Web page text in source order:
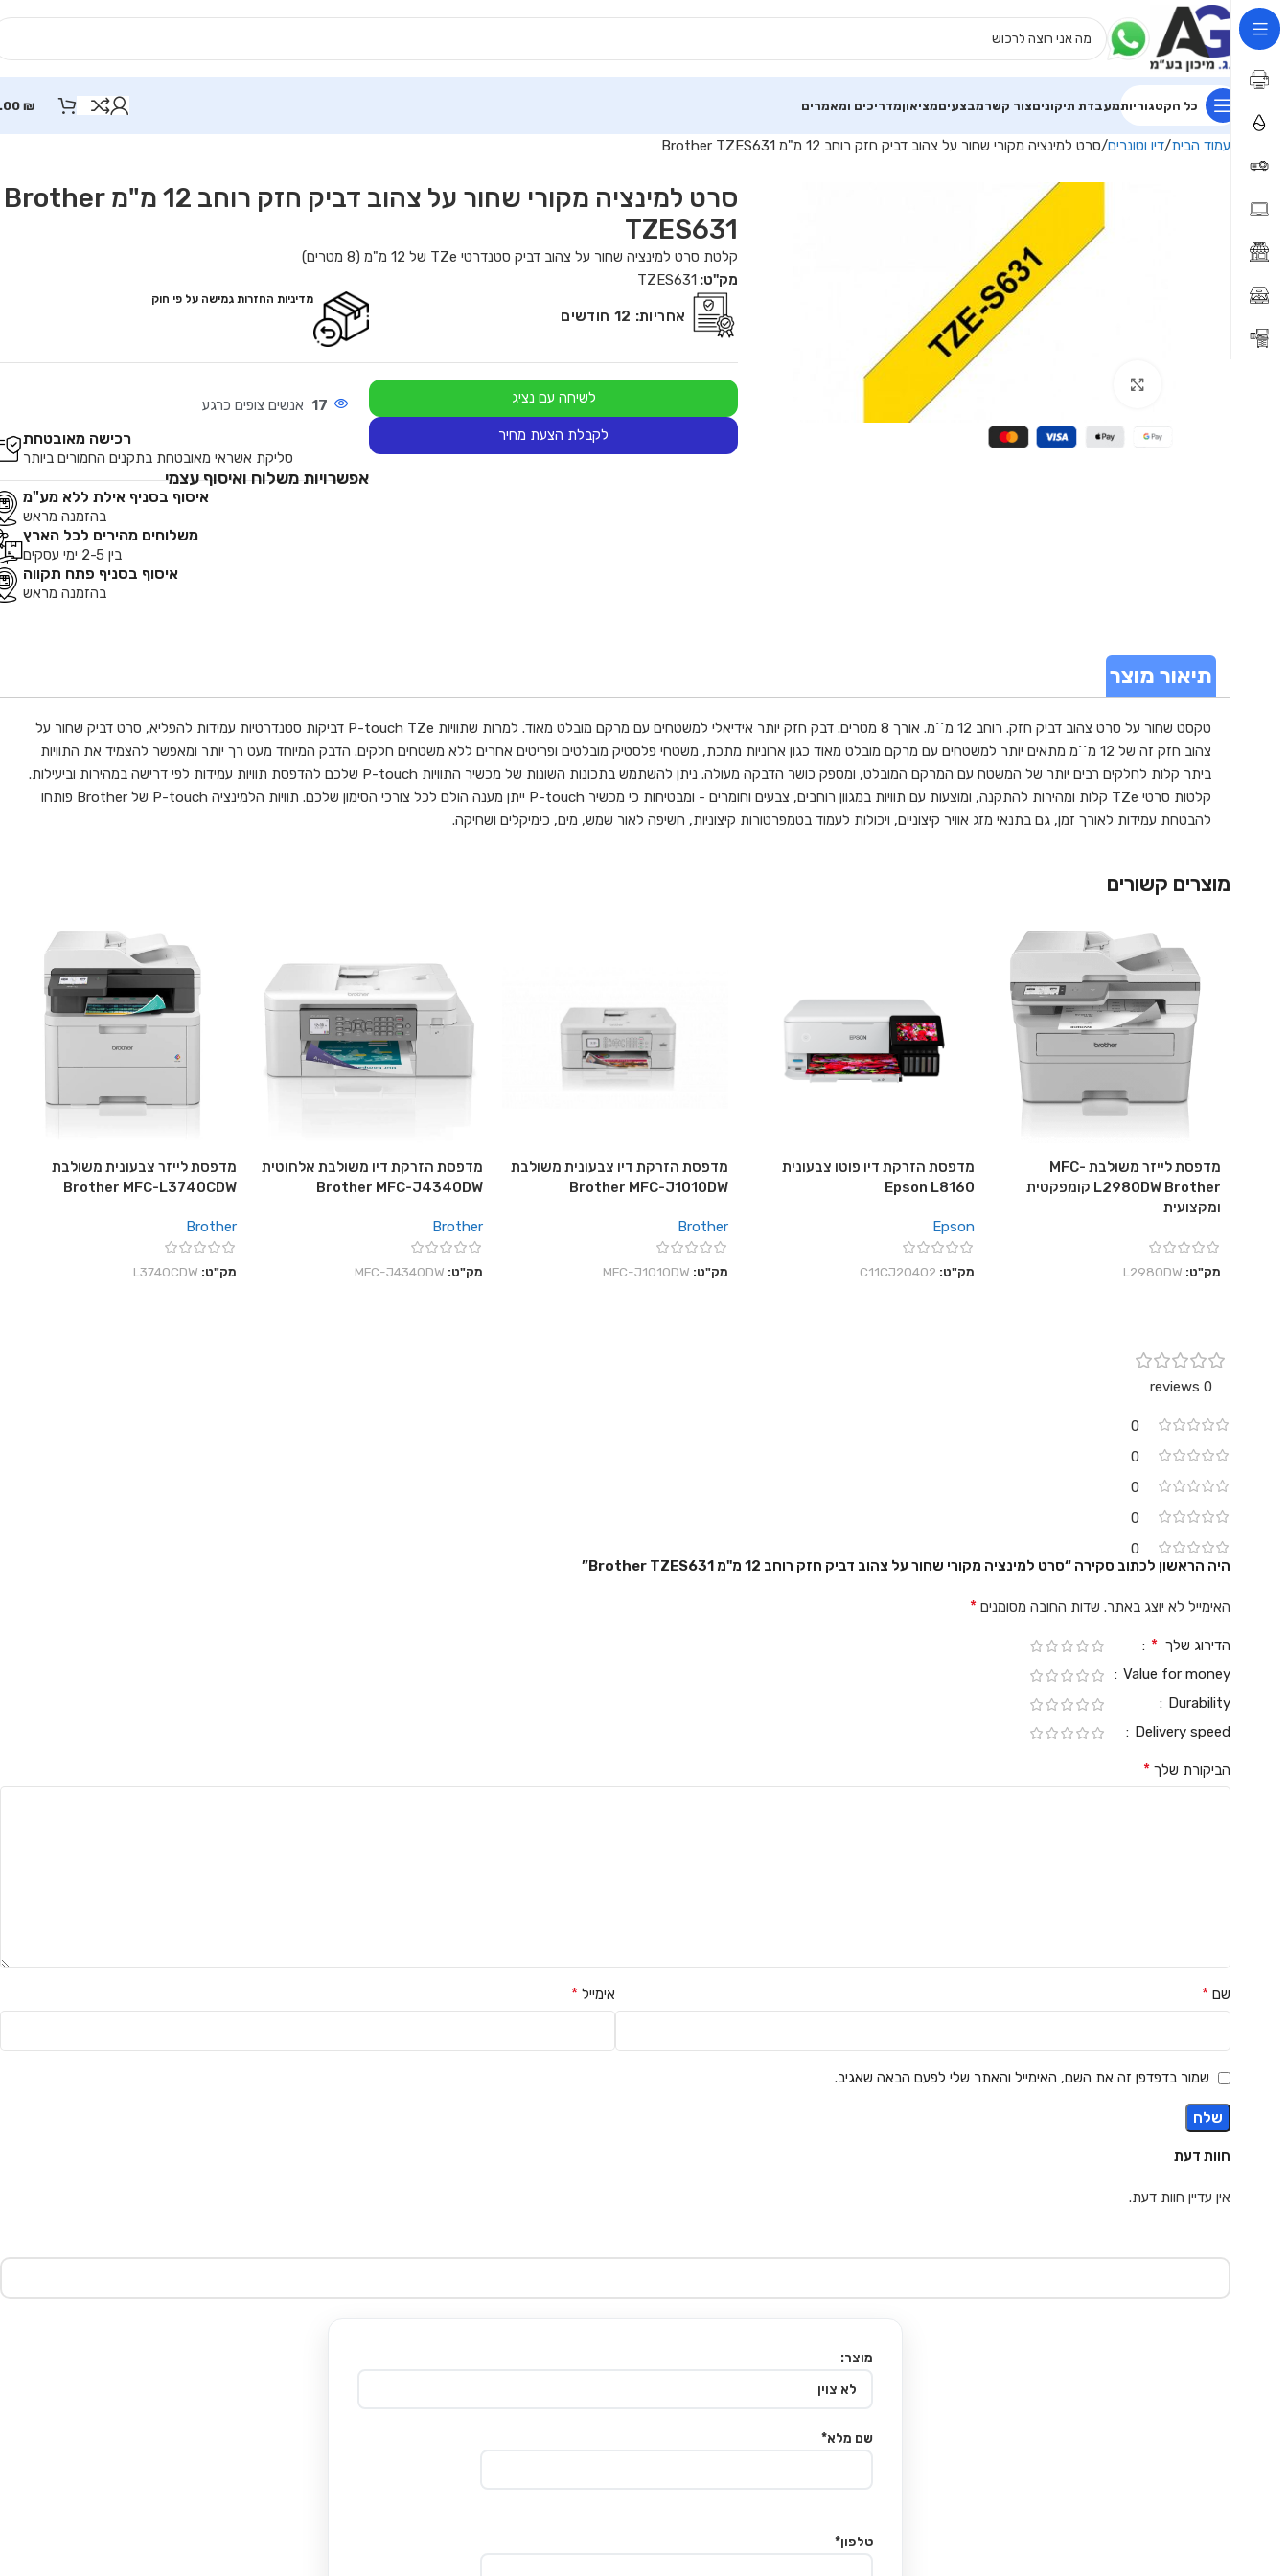
כל הקטגוריותמעבדת תיקוניםצור קשרמבצעיםמציאוןמדריכים ומאמרים ₪
עמוד הבית דיו וטונרים סרט למינציה מקורי שחור על צהוב דביק חזק רוחב 12 מ"מ Brother TZES631
סרט למינציה מקורי שחור על צהוב דביק חזק רוחב 12 מ"מ Brother
TZES631
קלטת סרט למינציה שחור על צהוב דביק סטנדרטי TZe של 12 מ"מ (8 מטרים)
מק"ט: TZES631
אחריות: 12 חודשים
מדיניות החזרות גמישה על פי חוק
לשיחה עם נציג
לקבלת הצעת מחיר
17 אנשים צופים כרגע
רכישה מאובטחת
סליקת אשראי מאובטחת בתקנים החמורים ביותר
אפשרויות משלוח ואיסוף עצמי
איסוף בסניף אילת ללא מע"מ
בהזמנה מראש
משלוחים מהירים לכל הארץ
בין 2-5 ימי עסקים
איסוף בסניף פתח תקווה
בהזמנה מראש
תיאור מוצר
טקסט שחור על סרט צהוב דביק חזק. רוחב 12 מ``מ. אורך 8 מטרים. דבק חזק יותר אידיאלי למשטחים עם מרקם מובלט מאוד. למרות שתוויות P-touch TZe דביקות סטנדרטיות עמידות להפליא, סרט דביק שחור על
צהוב חזק זה של 12 מ``מ מתאים יותר למשטחים עם מרקם מובלט מאוד כגון ארוניות מתכת, משטחי פלסטיק מובלטים ופריטים אחרים ללא משטחים חלקים. הדבק המיוחד מעט רך יותר ומאפשר להצמיד את התוויות
ביתר קלות לחלקים רבים יותר של המשטח עם המרקם המובלט, ומספק כושר הדבקה מעולה. ניתן להשתמש בתכונות השונות של מכשיר התוויות P-touch שלכם להדפסת תוויות עמידות לפי דרישה במהירות וביעילות.
קלטות סרטי TZe קלות ומהירות להתקנה, ומוצעות עם תוויות במגוון רוחבים, צבעים וחומרים - ומבטיחות כי מכשיר P-touch ייתן מענה הולם לכל צורכי הסימון שלכם. תוויות הלמינציה P-touch של Brother פותחו
להבטחת עמידות לאורך זמן, גם בתנאי מזג אוויר קיצוניים, ויכולות לעמוד בטמפרטורות קיצוניות, חשיפה לאור שמש, מים, כימיקלים ושחיקה.
מוצרים קשורים
מדפסת לייזר משולבת MFC-
L2980DW Brother קומפקטית
ומקצועית
מק"ט: L2980DW
מדפסת הזרקת דיו פוטו צבעונית
Epson L8160
Epson
מק"ט: C11CJ20402
מדפסת הזרקת דיו צבעונית משולבת
Brother MFC-J1010DW
Brother
מק"ט: MFC-J1010DW
מדפסת הזרקת דיו משולבת אלחוטית
Brother MFC-J4340DW
Brother
מק"ט: ‎MFC-J4340DW
מדפסת לייזר צבעונית משולבת
Brother MFC-L3740CDW
Brother
מק"ט: L3740CDW
0 reviews
0
0
0
0
0
חוות דעת
אין עדיין חוות דעת.
היה הראשון לכתוב סקירה “סרט למינציה מקורי שחור על צהוב דביק חזק רוחב 12 מ"מ Brother TZES631”
האימייל לא יוצג באתר. שדות החובה מסומנים *
הדירוג שלך *
Value for money
Durability
Delivery speed
הביקורת שלך *
שם * אימייל *
שמור בדפדפן זה את השם, האימייל והאתר שלי לפעם הבאה שאגיב.
מוצר:
שם מלא*
טלפון*